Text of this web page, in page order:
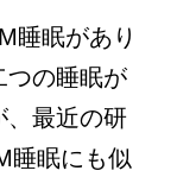
睡眠があり
つの睡眠が
、最近の研
睡眠にも似